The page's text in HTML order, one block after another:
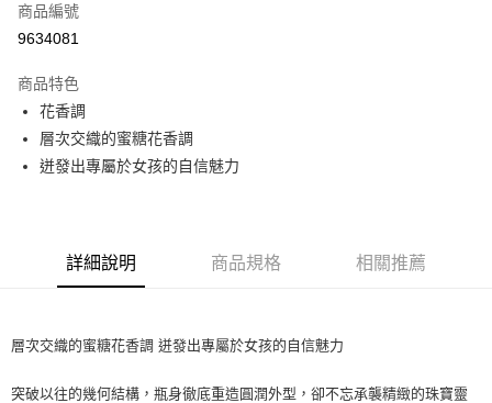
ATM付款
運送方式
付款後全家取貨
每筆NT$80，滿NT$1,000(含以上)免運費
付款後7-11取貨
每筆NT$80，滿NT$1,000(含以上)免運費
每筆NT$80，滿NT$1,000(含以上)免運費
商品編號
9634081
商品特色
花香調
層次交織的蜜糖花香調
迸發出專屬於女孩的自信魅力
詳細說明 商品規格 相關推薦
層次交織的蜜糖花香調 迸發出專屬於女孩的自信魅力
突破以往的幾何結構，瓶身徹底重造圓潤外型，卻不忘承襲精緻的珠寶靈